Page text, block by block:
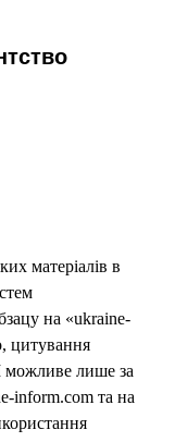
матеріалів в
на «ukraine-
цитування
можливе лише за
inform.com та на